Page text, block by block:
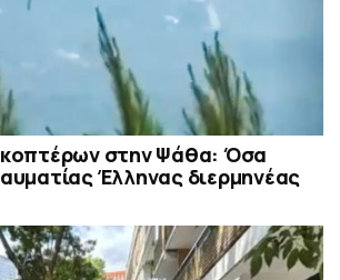
στην Ψάθα: Όσα
Έλληνας διερμηνέας